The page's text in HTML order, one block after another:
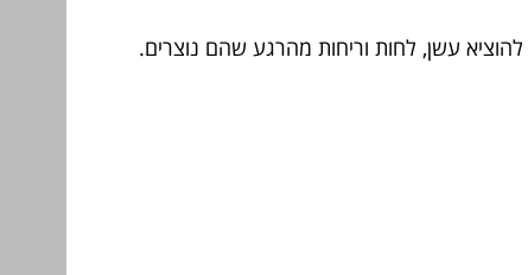
להוציא עשן, לחות וריחות מהרגע שהם נוצרים.